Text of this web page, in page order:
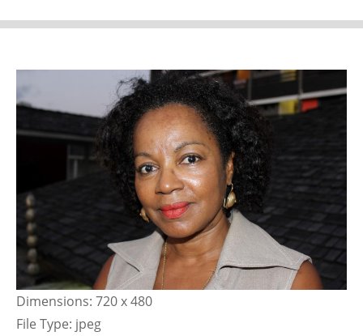
Dimensions: 720 x 480
File Type: jpeg